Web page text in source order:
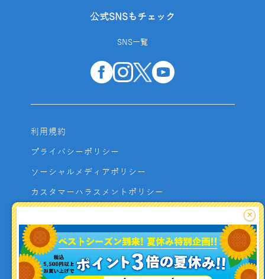
公式SNSもチェック
SNS一覧
利用規約
プライバシーポリシー
ソーシャルメディアポリシー
カスタマーハラスメントポリシー
よくあるご質問
お問い合わせ
利用者資金の保全方法
×